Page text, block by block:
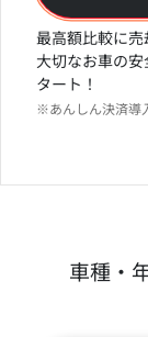
最高額比較に売
大切なお車の
タート！
※あんしん決済導
車種・